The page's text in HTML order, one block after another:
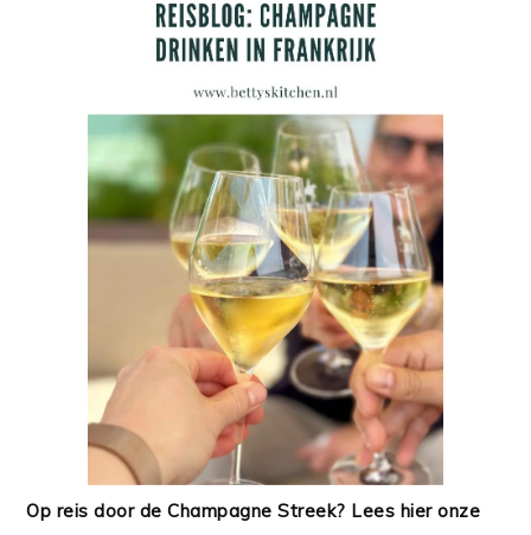
Op reis door de Champagne Streek? Lees hier onze